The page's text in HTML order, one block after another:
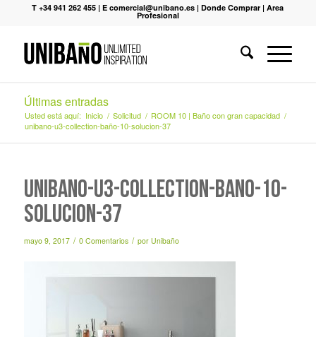
T +34 941 262 455 |E comercial@unibano.es |Donde Comprar |Area
Profesional
Últimas entradas
Usted está aquí: Inicio / Solicitud / ROOM 10 | Baño con gran capacidad /
unibano-u3-collection-baño-10-solucion-37
unibano-u3-collection-baño-10-
solucion-37
mayo 9, 2017 / 0 Comentarios / por Unibaño